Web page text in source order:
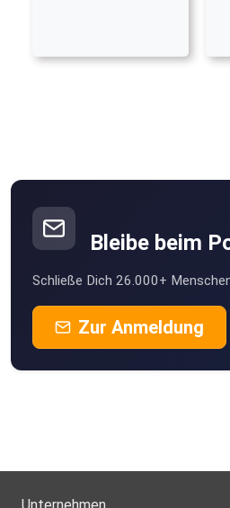
Bleibe beim
Schließe Dich 26.000+
Zur Anmeldung